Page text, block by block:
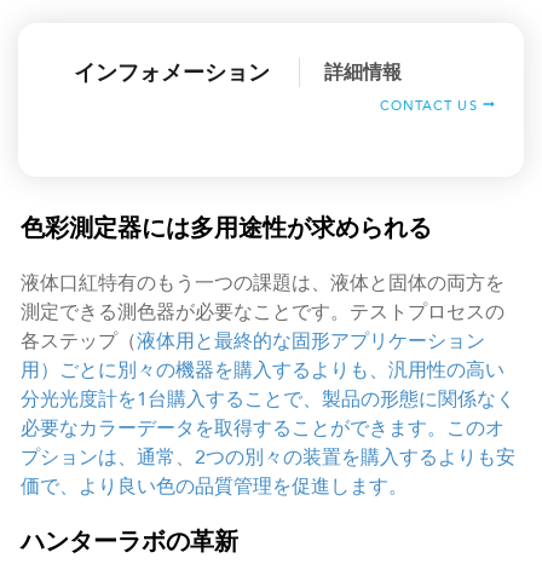
インフォメーション 詳細情報
CONTACT US
色彩測定器には多用途性が求められる
液体口紅特有のもう一つの課題は、液体と固体の両方を
測定できる測色器が必要なことです。テストプロセスの
各ステップ（液体用と最終的な固形アプリケーション
用）ごとに別々の機器を購入するよりも、汎用性の高い
分光光度計を1台購入することで、製品の形態に関係なく
必要なカラーデータを取得することができます。このオ
プションは、通常、2つの別々の装置を購入するよりも安
価で、より良い色の品質管理を促進します。
ハンターラボの革新